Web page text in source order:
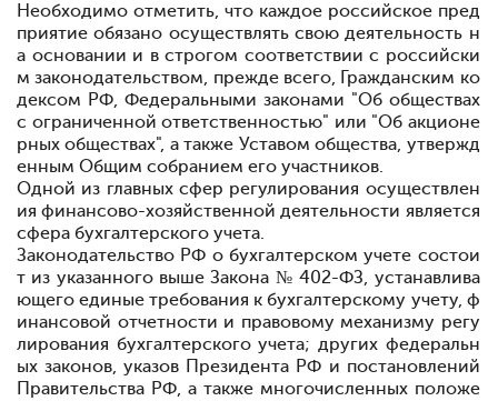
Необходимо отметить, что каждое российское пред
приятие обязано осуществлять свою деятельность н
а основании и в строгом соответствии с российски
м законодательством, прежде всего, Гражданским ко
дексом РФ, Федеральными законами "Об обществах
с ограниченной ответственностью" или "Об акционе
рных обществах", а также Уставом общества, утвержд
енным Общим собранием его участников.
Одной из главных сфер регулирования осуществлен
ия финансово-хозяйственной деятельности является
сфера бухгалтерского учета.
Законодательство РФ о бухгалтерском учете состои
т из указанного выше Закона № 402-ФЗ, устанавлива
ющего единые требования к бухгалтерскому учету, ф
инансовой отчетности и правовому механизму регу
лирования бухгалтерского учета; других федеральн
ых законов, указов Президента РФ и постановлений
Правительства РФ, а также многочисленных положе